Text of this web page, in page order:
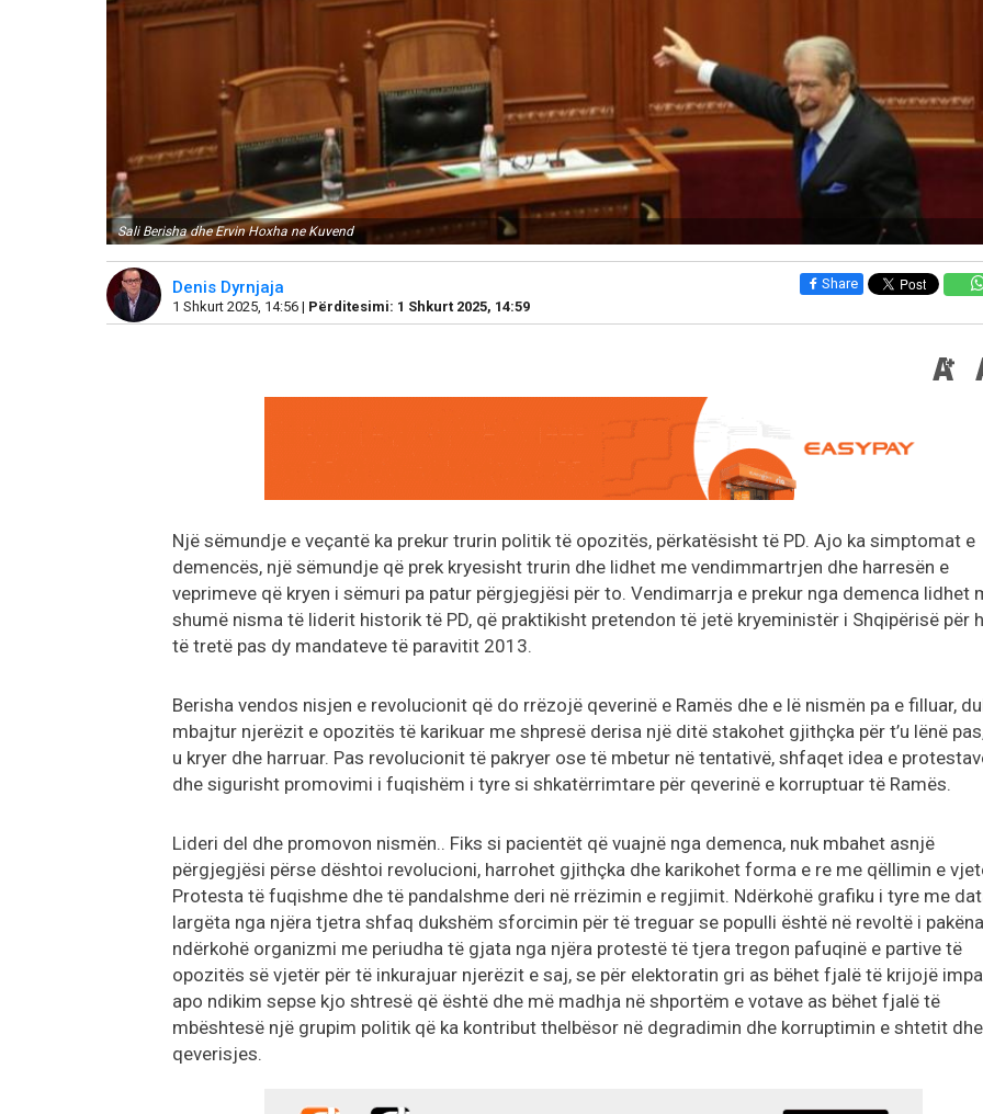
Sali Berisha dhe Ervin Hoxha ne Kuvend
Denis Dyrnjaja
1 Shkurt 2025, 14:56 | Përditesimi: 1 Shkurt 2025, 14:59
Share
Një sëmundje e veçantë ka prekur trurin politik të opozitës, përkatësisht të PD. Ajo ka simptomat e
demencës, një sëmundje që prek kryesisht trurin dhe lidhet me vendimmartrjen dhe harresën e
veprimeve që kryen i sëmuri pa patur përgjegjësi për to. Vendimarrja e prekur nga demenca lidhet
shumë nisma të liderit historik të PD, që praktikisht pretendon të jetë kryeministër i Shqipërisë për
të tretë pas dy mandateve të paravitit 2013.
Berisha vendos nisjen e revolucionit që do rrëzojë qeverinë e Ramës dhe e lë nismën pa e filluar,
mbajtur njerëzit e opozitës të karikuar me shpresë derisa një ditë stakohet gjithçka për t’u lënë
u kryer dhe harruar. Pas revolucionit të pakryer ose të mbetur në tentativë, shfaqet idea e
dhe sigurisht promovimi i fuqishëm i tyre si shkatërrimtare për qeverinë e korruptuar të Ramës.
Lideri del dhe promovon nismën.. Fiks si pacientët që vuajnë nga demenca, nuk mbahet asnjë
përgjegjësi përse dështoi revolucioni, harrohet gjithçka dhe karikohet forma e re me qëllimin e
Protesta të fuqishme dhe të pandalshme deri në rrëzimin e regjimit. Ndërkohë grafiku i tyre me
largëta nga njëra tjetra shfaq dukshëm sforcimin për të treguar se populli është në revoltë i
ndërkohë organizmi me periudha të gjata nga njëra protestë të tjera tregon pafuqinë e partive të
opozitës së vjetër për të inkurajuar njerëzit e saj, se për elektoratin gri as bëhet fjalë të krijojë
apo ndikim sepse kjo shtresë që është dhe më madhja në shportëm e votave as bëhet fjalë të
mbështesë një grupim politik që ka kontribut thelbësor në degradimin dhe korruptimin e shtetit dhe
qeverisjes.